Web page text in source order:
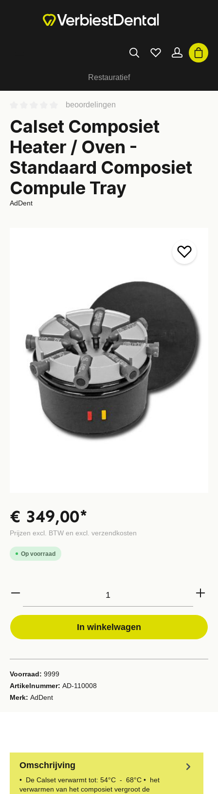
Restauratief
beoordelingen
Calset Composiet
Heater / Oven -
Standaard Composiet
Compule Tray
AdDent
€ 349,00*
Prijzen excl. BTW en excl. verzendkosten
Op voorraad
In winkelwagen
Voorraad: 9999
Artikelnummer: AD-110008
Merk: AdDent
Omschrijving
• De Calset verwarmt tot: 54°C - 68°C • het
verwarmen van het composiet vergroot de